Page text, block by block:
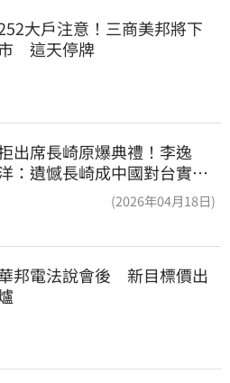
大戶注意！三商美邦將下
　這天停牌
出席長崎原爆典禮！李逸
：遺憾長崎成中國對台實施
法律戰的執行工具(2026年04月18日)
邦電法說會後　新目標價出